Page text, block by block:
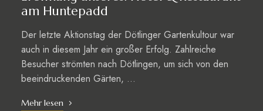
am Huntepadd
Der letzte Aktionstag der Dötlinger Gartenkultour war
auch in diesem Jahr ein großer Erfolg. Zahlreiche
Besucher strömten nach Dötlingen, um sich von den
beeindruckenden Gärten, …
Mehr lesen